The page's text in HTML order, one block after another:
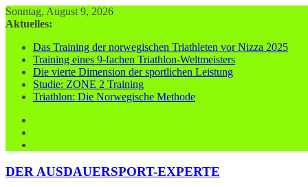
Zum
Inhalt
Sonntag, August 9, 2026
Aktuelles:
Das Training der norwegischen Triathleten vor Nizza 2025
Training eines 9-fachen Triathlon-Weltmeisters
Die vierte Dimension der sportlichen Leistung
Studie: ZONE 2 Training
Triathlon: Die Norwegische Methode
DER AUSDAUERSPORT-EXPERTE